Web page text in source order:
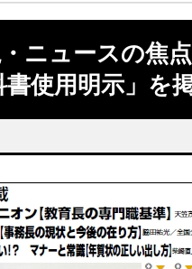
ニュースの焦
使用明示」を